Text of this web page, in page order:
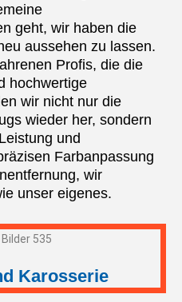
geht, wir haben die
aussehen zu lassen.
Profis, die die
hochwertige
wir nicht nur die
wieder her, sondern
und
Farbanpassung
wir
unser eigenes.
Karosserie